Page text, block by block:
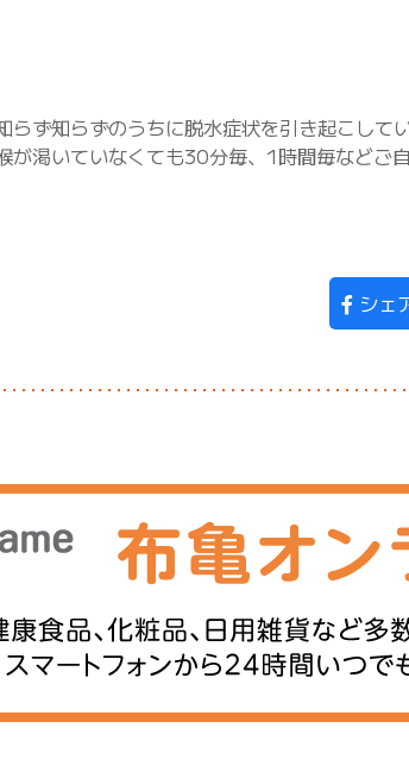
らず知らずのうちに脱水症状を引き起こして
が渇いていなくても30分毎、1時間毎などご
シェ